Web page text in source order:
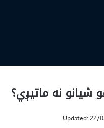
شيانو نه ماتيږي؟
Updated: 22/